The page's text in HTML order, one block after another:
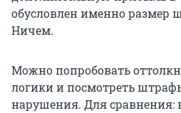
обусловлен именно размер
Ничем.
Можно попробовать
логики и посмотреть
нарушения. Для сравнения: